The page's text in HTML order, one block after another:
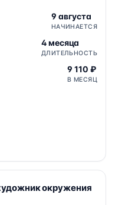
9 августа
НАЧИНАЕТСЯ
4 месяца
ДЛИТЕЛЬНОСТЬ
9 110 ₽
В МЕСЯЦ
окружения